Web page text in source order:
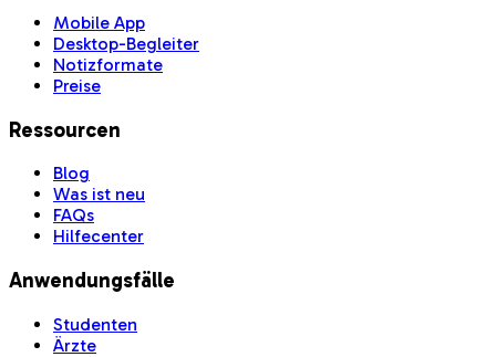
Mobile App
Desktop-Begleiter
Notizformate
Preise
Ressourcen
Blog
Was ist neu
FAQs
Hilfecenter
Anwendungsfälle
Studenten
Ärzte